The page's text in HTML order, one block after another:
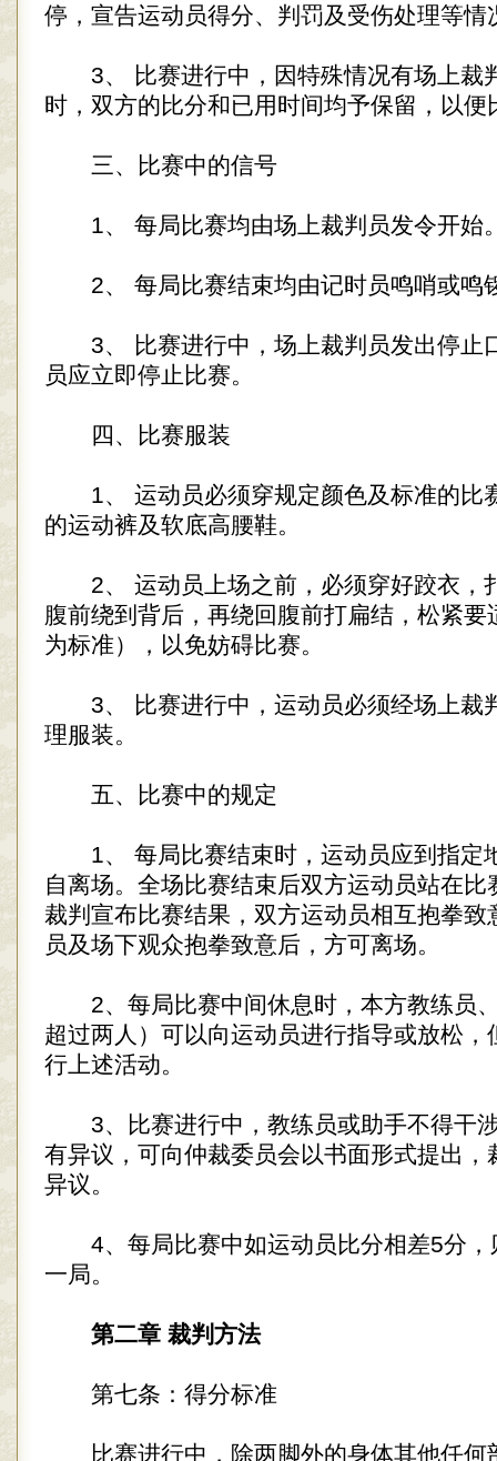
停，宣告运动员得分、判罚及受伤处理等情
3、 比赛进行中，因特殊情况有场上裁
时，双方的比分和已用时间均予保留，以便
三、比赛中的信号
1、 每局比赛均由场上裁判员发令开始
2、 每局比赛结束均由记时员鸣哨或鸣
3、 比赛进行中，场上裁判员发出停止
员应立即停止比赛。
四、比赛服装
1、 运动员必须穿规定颜色及标准的比
的运动裤及软底高腰鞋。
2、 运动员上场之前，必须穿好跤衣，
腹前绕到背后，再绕回腹前打扁结，松紧要
为标准），以免妨碍比赛。
3、 比赛进行中，运动员必须经场上裁
理服装。
五、比赛中的规定
1、 每局比赛结束时，运动员应到指定
自离场。全场比赛结束后双方运动员站在比
裁判宣布比赛结果，双方运动员相互抱拳致
员及场下观众抱拳致意后，方可离场。
2、每局比赛中间休息时，本方教练员
超过两人）可以向运动员进行指导或放松，
行上述活动。
3、比赛进行中，教练员或助手不得干
有异议，可向仲裁委员会以书面形式提出，
异议。
4、每局比赛中如运动员比分相差5分，
一局。
第二章 裁判方法
第七条：得分标准
比赛进行中，除两脚外的身体其他任何